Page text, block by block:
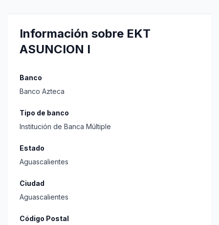
Información sobre EKT
ASUNCION I
Banco
Banco Azteca
Tipo de banco
Institución de Banca Múltiple
Estado
Aguascalientes
Ciudad
Aguascalientes
Código Postal